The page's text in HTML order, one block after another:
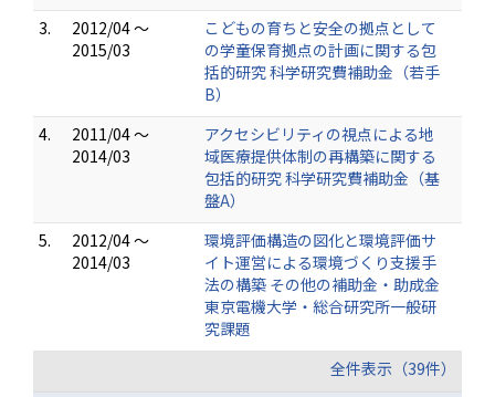
3.
2012/04 ～
2015/03
こどもの育ちと安全の拠点として
の学童保育拠点の計画に関する包
括的研究 科学研究費補助金（若手
B）
4.
2011/04 ～
2014/03
アクセシビリティの視点による地
域医療提供体制の再構築に関する
包括的研究 科学研究費補助金（基
盤A）
5.
2012/04 ～
2014/03
環境評価構造の図化と環境評価サ
イト運営による環境づくり支援手
法の構築 その他の補助金・助成金
東京電機大学・総合研究所一般研
究課題
全件表示（39件）